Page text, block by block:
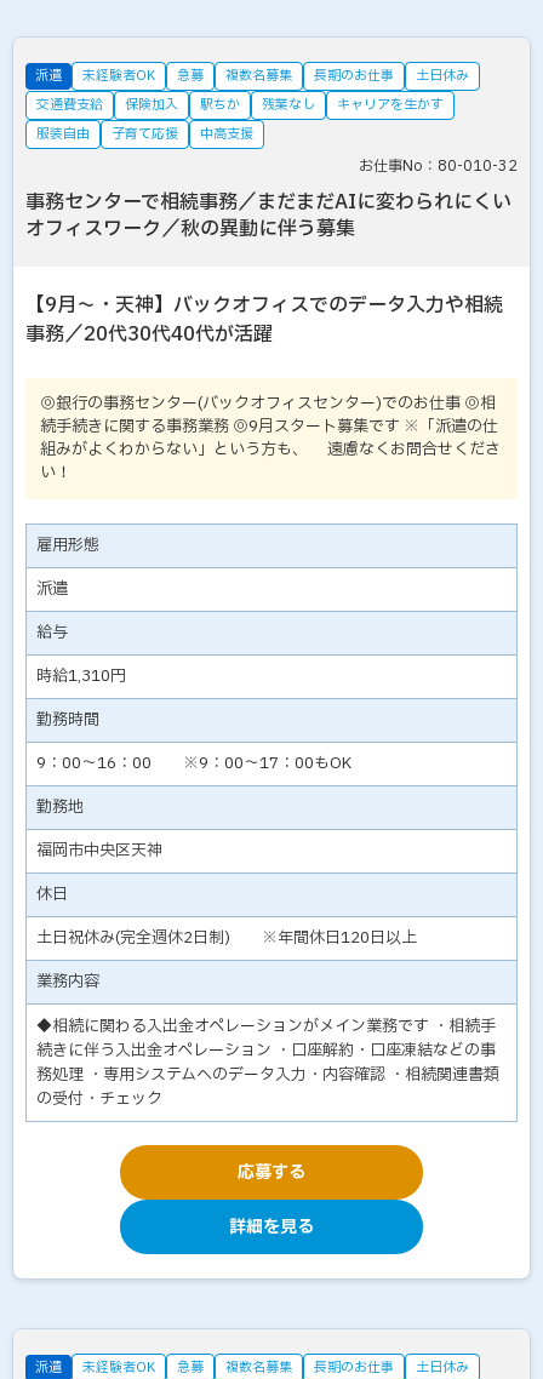
派遣 未経験者OK 急募 複数名募集 長期のお仕事
土日休み
交通費支給
保険加入 駅ちか 残業なし
キャリアを生かす
服装自由
子育て応援 中高支援
お仕事No：80-010-32
事務センターで相続事務／まだまだAIに変わられにくい
オフィスワーク／秋の異動に伴う募集
【9月～・天神】バックオフィスでのデータ入力や相続
事務／20代30代40代が活躍
◎銀行の事務センター(バックオフィスセンター)でのお仕事 ◎相
続手続きに関する事務業務 ◎9月スタート募集です ※「派遣の仕
組みがよくわからない」という方も、 遠慮なくお問合せくださ
い！
雇用形態
派遣
給与
時給1,310円
勤務時間
9：00～16：00 ※9：00～17：00もOK
勤務地
福岡市中央区天神
休日
土日祝休み(完全週休2日制) ※年間休日120日以上
業務内容
◆相続に関わる入出金オペレーションがメイン業務です ・相続手
続きに伴う入出金オペレーション ・口座解約・口座凍結などの事
務処理 ・専用システムへのデータ入力・内容確認 ・相続関連書類
の受付・チェック
応募する
詳細を見る
派遣 未経験者OK 急募 複数名募集 長期のお仕事
土日休み